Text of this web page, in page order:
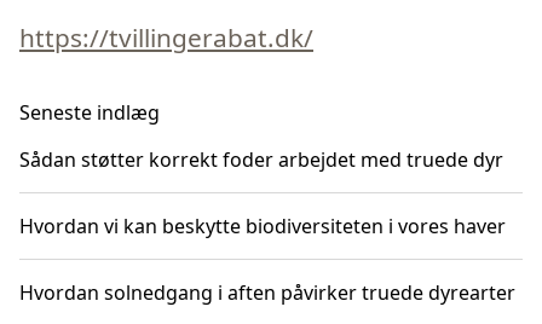
https://tvillingerabat.dk/
Seneste indlæg
Sådan støtter korrekt foder arbejdet med truede dyr
Hvordan vi kan beskytte biodiversiteten i vores haver
Hvordan solnedgang i aften påvirker truede dyrearter